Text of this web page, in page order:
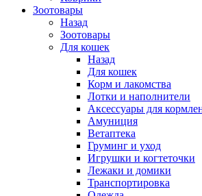
Зоотовары
Назад
Зоотовары
Для кошек
Назад
Для кошек
Корм и лакомства
Лотки и наполнители
Аксессуары для
Амуниция
Ветаптека
Груминг и уход
Игрушки и когтеточки
Лежаки и домики
Транспортировка